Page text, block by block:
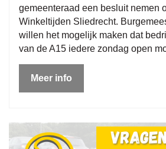
gemeenteraad een besluit nemen
Winkeltijden Sliedrecht.
willen het mogelijk maken dat
van de A15 iedere zondag open
Meer info